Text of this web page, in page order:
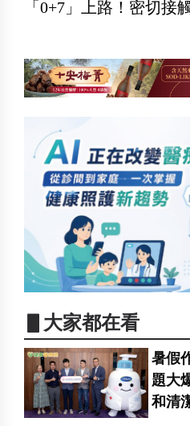
「0+7」上路！密切
▋大家都在看
暑假
題大
和清